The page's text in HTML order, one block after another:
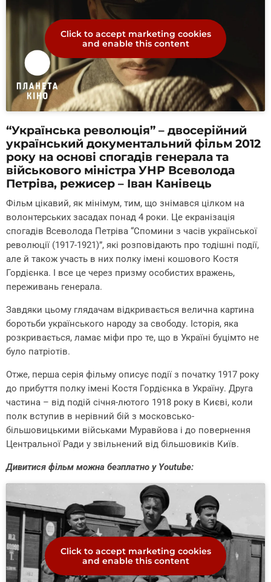
Click to accept marketing cookies
and enable this content
“Українська революція” – двосерійний
український документальний фільм 2012
року на основі спогадів генерала та
військового міністра УНР Всеволода
Петріва, режисер – Іван Канівець
Фільм цікавий, як мінімум, тим, що знімався цілком на
волонтерських засадах понад 4 роки. Це екранізація
спогадів Всеволода Петріва “Спомини з часів української
революції (1917-1921)”, які розповідають про тодішні події,
але й також участь в них полку імені кошового Костя
Гордієнка. І все це через призму особистих вражень,
переживань генерала.
Завдяки цьому глядачам відкривається велична картина
боротьби українського народу за свободу. Історія, яка
розкривається, ламає міфи про те, що в Україні буцімто не
було патріотів.
Отже, перша серія фільму описує події з початку 1917 року
до прибуття полку імені Костя Гордієнка в Україну. Друга
частина – від подій січня-лютого 1918 року в Києві, коли
полк вступив в нерівний бій з московсько-
більшовицькими військами Муравйова і до повернення
Центральної Ради у звільнений від більшовиків Київ.
Дивитися фільм можна безплатно у Youtube:
Click to accept marketing cookies
and enable this content